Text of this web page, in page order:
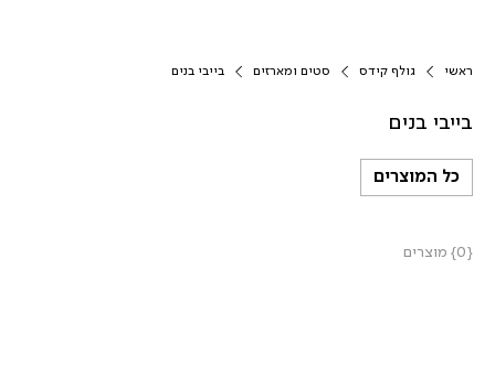
ראשי גולף קידס סטים ומארזים בייבי בנים
בייבי בנים
כל המוצרים
{0} מוצרים